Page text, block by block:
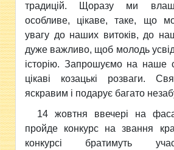
традицій. Щоразу ми
особливе, цікаве, таке, що
увагу до наших витоків, до
дуже важливо, щоб молодь
історію. Запрошуємо на наше
цікаві козацькі розваги.
яскравим і подарує багато
14 жовтня ввечері на
пройде конкурс на звання
конкурсі братимуть